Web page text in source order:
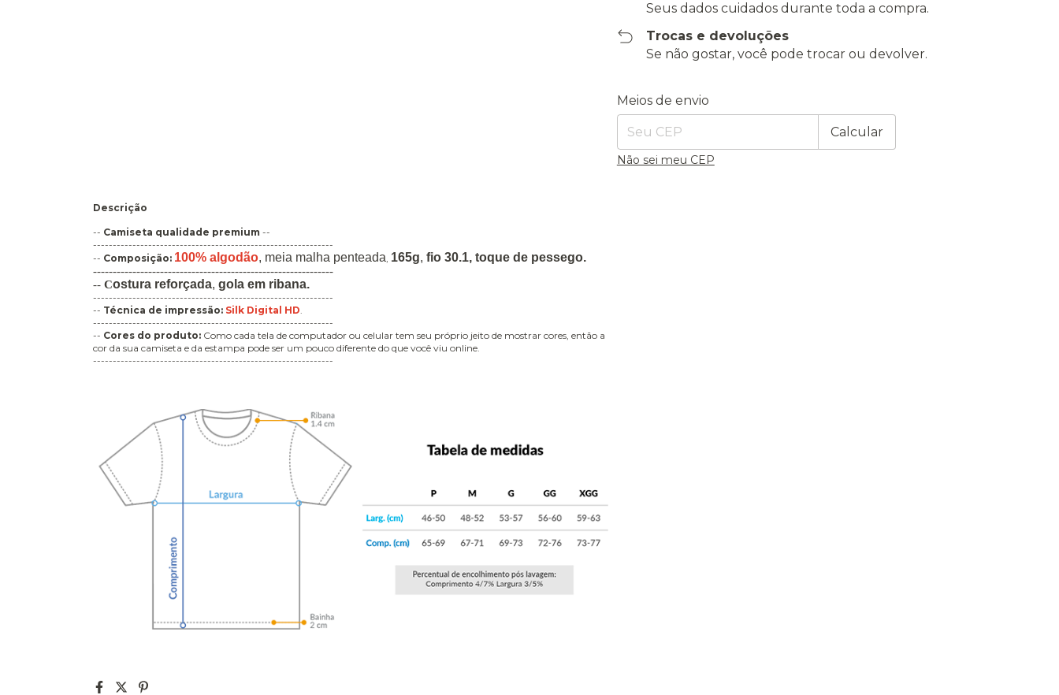
Seus dados cuidados durante toda a compra.
Trocas e devoluções
Se não gostar, você pode trocar ou devolver.
Entregas para o CEP:
Meios de envio
Calcular
Não sei meu CEP
Descrição
-- Camiseta qualidade premium --
-------------------------------------------------------------
-- Composição: 100% algodão, meia malha penteada, 165g, fio 30.1, toque de pessego.
-------------------------------------------------------------
-- Costura reforçada, gola em ribana.
-------------------------------------------------------------
-- Técnica de impressão: Silk Digital HD.
-------------------------------------------------------------
-- Cores do produto: Como cada tela de computador ou celular tem seu próprio jeito de mostrar cores, então a
cor da sua camiseta e da estampa pode ser um pouco diferente do que você viu online.
-------------------------------------------------------------